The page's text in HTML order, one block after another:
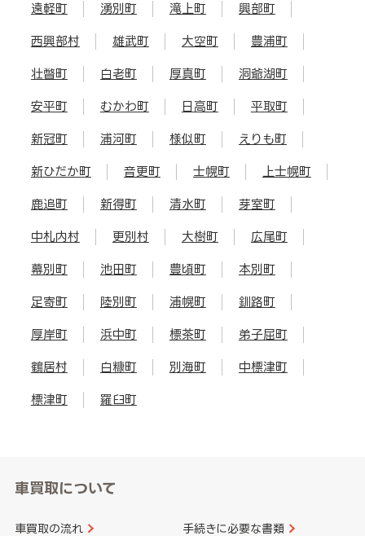
遠軽町 湧別町 滝上町 興部町
西興部村 雄武町 大空町 豊浦町
壮瞥町 白老町 厚真町 洞爺湖町
安平町 むかわ町 日高町 平取町
新冠町 浦河町 様似町 えりも町
新ひだか町 音更町 士幌町 上士幌町
鹿追町 新得町 清水町 芽室町
中札内村 更別村 大樹町 広尾町
幕別町 池田町 豊頃町 本別町
足寄町 陸別町 浦幌町 釧路町
厚岸町 浜中町 標茶町 弟子屈町
鶴居村 白糠町 別海町 中標津町
標津町 羅臼町
車買取について
車買取の流れ 手続きに必要な書類